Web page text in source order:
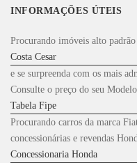
INFORMAÇÕES ÚTEIS
Procurando imóveis alto
Costa Cesar
e se surpreenda com os mais
Consulte o preço do seu Modelo
Tabela Fipe
Procurando carros da marca
concessionárias e revendas
Concessionaria Honda